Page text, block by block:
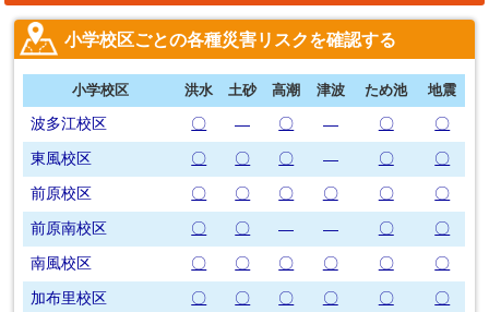
小学校区ごとの各種災害リスクを確認する
小学校区 洪水 土砂 高潮 津波 ため池 地震
波多江校区 〇 ― 〇 ― 〇
〇
東風校区
〇 〇 〇 ― 〇
〇
前原校区
〇 〇 〇 〇 〇
〇
前原南校区
〇 〇 ― ― 〇
〇
南風校区
〇 〇 〇 〇 〇
〇
加布里校区
〇 〇 〇 〇 〇
〇